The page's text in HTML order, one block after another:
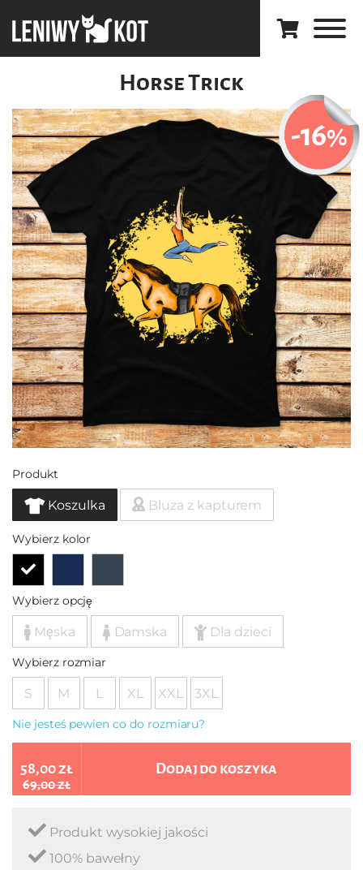
Horse Trick
-16%
Produkt
Koszulka Bluza z kapturem
Wybierz kolor
Wybierz opcję
Męska Damska Dla dzieci
Wybierz rozmiar
S M L XL XXL 3XL
Nie jesteś pewien co do rozmiaru?
58,00 zł
69,00 zł
Dodaj do koszyka
Produkt wysokiej jakości
100% bawełny